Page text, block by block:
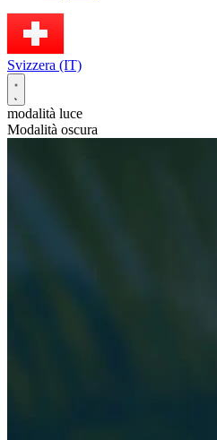
Svizzera (IT)
modalità luce
Modalità oscura